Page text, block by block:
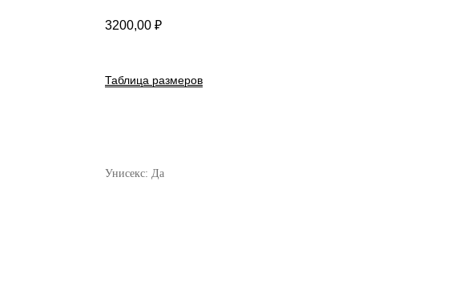
3200,00 ₽
Таблица размеров
Унисекс: Да